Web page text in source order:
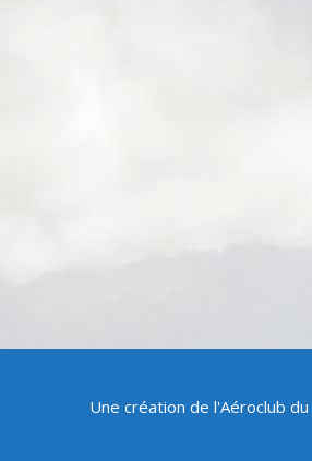
Une création de l'Aéroclub